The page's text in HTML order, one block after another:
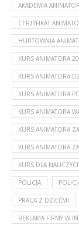
AKADEMIA
CERTYFIKAT
HURTOWNIA
KURS ANIMATORA
KURS ANIMATORA
KURS ANIMATORA
KURS ANIMATORA
KURS ANIMATORA
KURS ANIMATORA
KURS DLA
POLICJA
PRACA Z DZIEĆMI
REKLAMA FIRMY W